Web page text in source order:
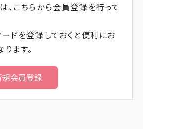
こちらから会員登録を行って
ドを登録しておくと便利にお
ます。